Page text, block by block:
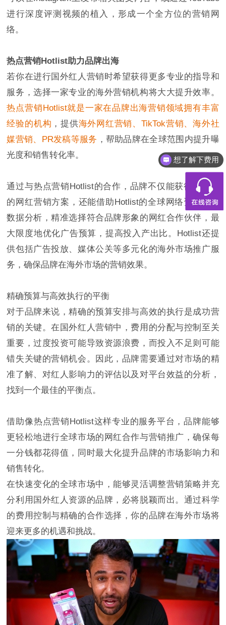
进行深度评测视频的植入，形成一个全方位的营销网
络。
热点营销Hotlist助力品牌出海
若你在进行国外红人营销时希望获得更多专业的指导和
服务，选择一家专业的海外营销机构将大大提升效率。
热点营销Hotlist就是一家在品牌出海营销领域拥有丰富
经验的机构 ，提供海外网红营销、TikTok营销、海外社
媒营销、PR发稿等服务 ，帮助品牌在全球范围内提升曝
光度和销售转化率。
通过与热点营销Hotlist的合作，品牌不仅能获得定制化
的网红营销方案，还能借助Hotlist的全球网络资源和大
数据分析，精准选择符合品牌形象的网红合作伙伴，最
大限度地优化广告预算，提高投入产出比。Hotlist还提
供包括广告投放、媒体公关等多元化的海外市场推广服
务，确保品牌在海外市场的营销效果。
精确预算与高效执行的平衡
对于品牌来说，精确的预算安排与高效的执行是成功营
销的关键。在国外红人营销中，费用的分配与控制至关
重要，过度投资可能导致资源浪费，而投入不足则可能
错失关键的营销机会。因此，品牌需要通过对市场的精
准了解、对红人影响力的评估以及对平台效益的分析，
找到一个最佳的平衡点。
借助像热点营销Hotlist这样专业的服务平台，品牌能够
更轻松地进行全球市场的网红合作与营销推广，确保每
一分钱都花得值，同时最大化提升品牌的市场影响力和
销售转化。
在快速变化的全球市场中，能够灵活调整营销策略并充
分利用国外红人资源的品牌，必将脱颖而出。通过科学
的费用控制与精确的合作选择，你的品牌在海外市场将
迎来更多的机遇和挑战。
想了解下费用
都有什么服务